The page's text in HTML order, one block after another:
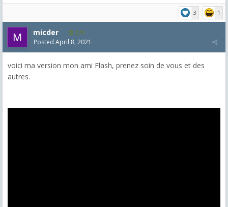
3 1
micder 279
Posted April 8, 2021
voici ma version mon ami Flash, prenez soin de vous et des
autres.